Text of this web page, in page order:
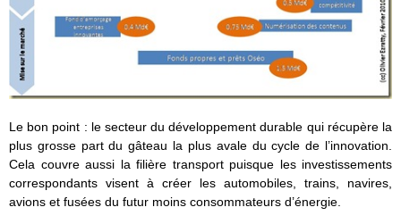
Le bon point : le secteur du développement durable qui récupère la
plus grosse part du gâteau la plus avale du cycle de l’innovation.
Cela couvre aussi la filière transport puisque les investissements
correspondants visent à créer les automobiles, trains, navires,
avions et fusées du futur moins consommateurs d’énergie.